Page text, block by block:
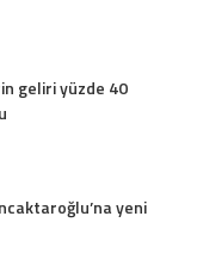
geliri yüzde 40
yeni